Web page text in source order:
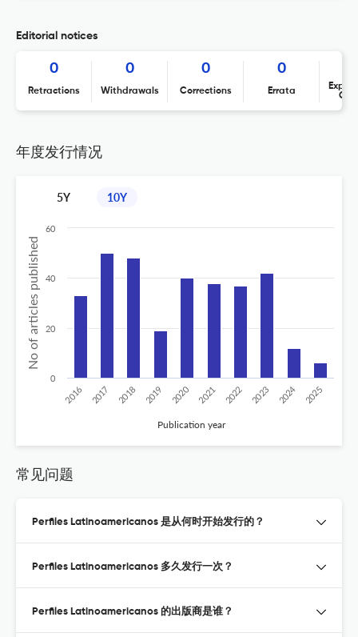
Editorial notices
0
Retractions
0
Withdrawals
0
Corrections
0
Errata
年度发行情况
5Y 10Y
No of articles published
Publication year
2016 2017 2018 2019 2020 2021 2022 2023 2024 2025
0
20
40
60
常见问题
Perfiles Latinoamericanos 是从何时开始发行的？
Perfiles Latinoamericanos 多久发行一次？
Perfiles Latinoamericanos 的出版商是谁？